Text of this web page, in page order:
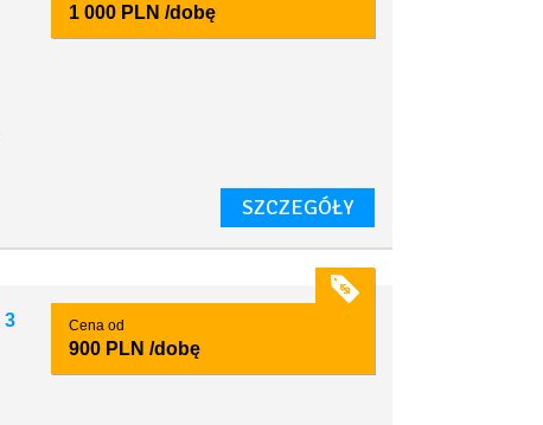
1 000 PLN /dobę
SZCZEGÓŁY
3 Cena od
900 PLN /dobę